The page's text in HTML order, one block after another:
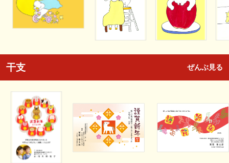
干支 ぜんぶ見る